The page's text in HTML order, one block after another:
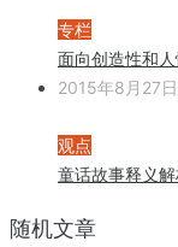
专栏
面向创造性和
2015年8月27日
观点
童话故事释义
随机文章